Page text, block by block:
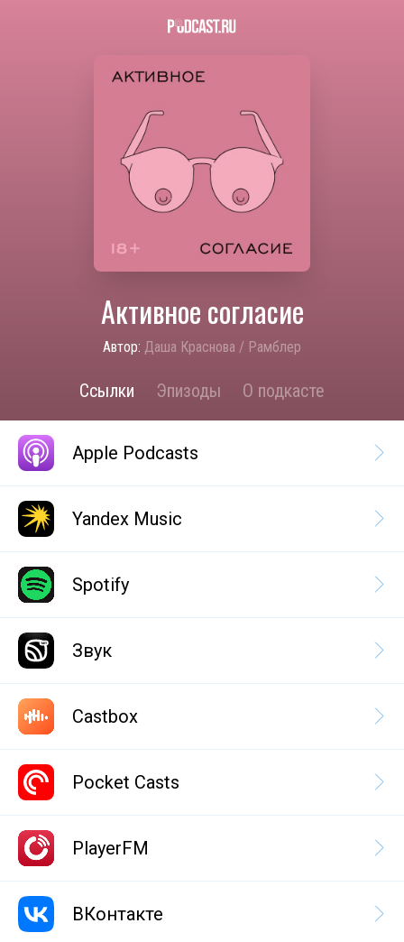
Активное согласие
Автор: Даша Краснова / Рамблер
Ссылки Эпизоды О подкасте
Apple Podcasts
Yandex Music
Spotify
Звук
Castbox
Pocket Casts
PlayerFM
ВКонтакте